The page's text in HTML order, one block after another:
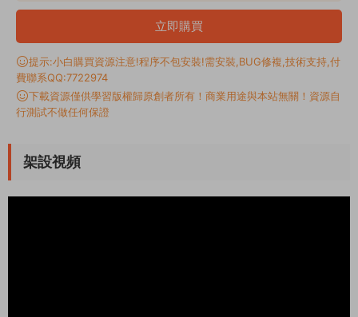
立即購買
提示:小白購買資源注意!程序不包安裝!需安裝,BUG修複,技術支持,付
費聯系QQ:7722974
下載資源僅供學習版權歸原創者所有！商業用途與本站無關！資源自
行測試不做任何保證
架設視頻